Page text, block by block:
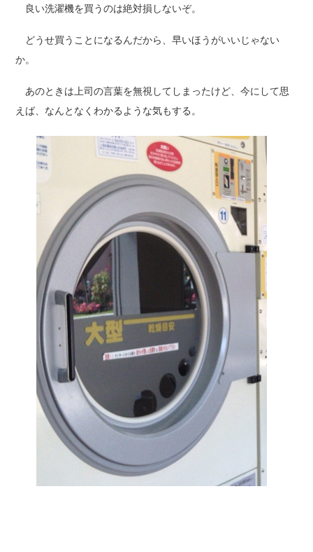
良い洗濯機を買うのは絶対損しないぞ。
どうせ買うことになるんだから、早いほうがいいじゃない
か。
あのときは上司の言葉を無視してしまったけど、今にして思
えば、なんとなくわかるような気もする。